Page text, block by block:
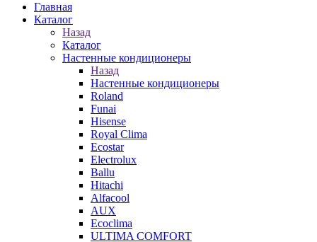
Главная
Каталог
Назад
Каталог
Настенные кондиционеры
Назад
Настенные кондиционеры
Roland
Funai
Hisense
Royal Clima
Ecostar
Electrolux
Ballu
Hitachi
Alfacool
AUX
Ecoclima
ULTIMA COMFORT